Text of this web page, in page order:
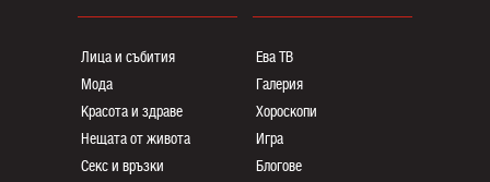
Лица и събития
Мода
Красота и здраве
Нещата от живота
Секс и връзки
Ева ТВ
Галерия
Хороскопи
Игра
Блогoве